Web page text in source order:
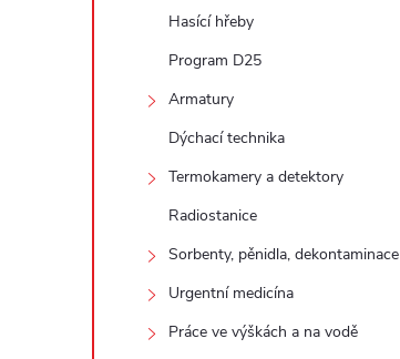
Hasící hřeby
Program D25
Armatury
Dýchací technika
Termokamery a detektory
Radiostanice
Sorbenty, pěnidla, dekontaminace
Urgentní medicína
Práce ve výškách a na vodě